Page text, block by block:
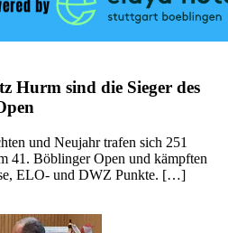
Hurm sind die Sieger des
und Neujahr trafen sich 251
41. Böblinger Open und kämpften
ELO- und DWZ Punkte. […]